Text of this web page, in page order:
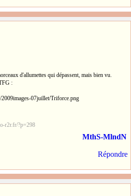
d'allumettes qui dépassent, mais bien vu.
:
r2r.fr/?p=298
MthS-MlndN
Répondre